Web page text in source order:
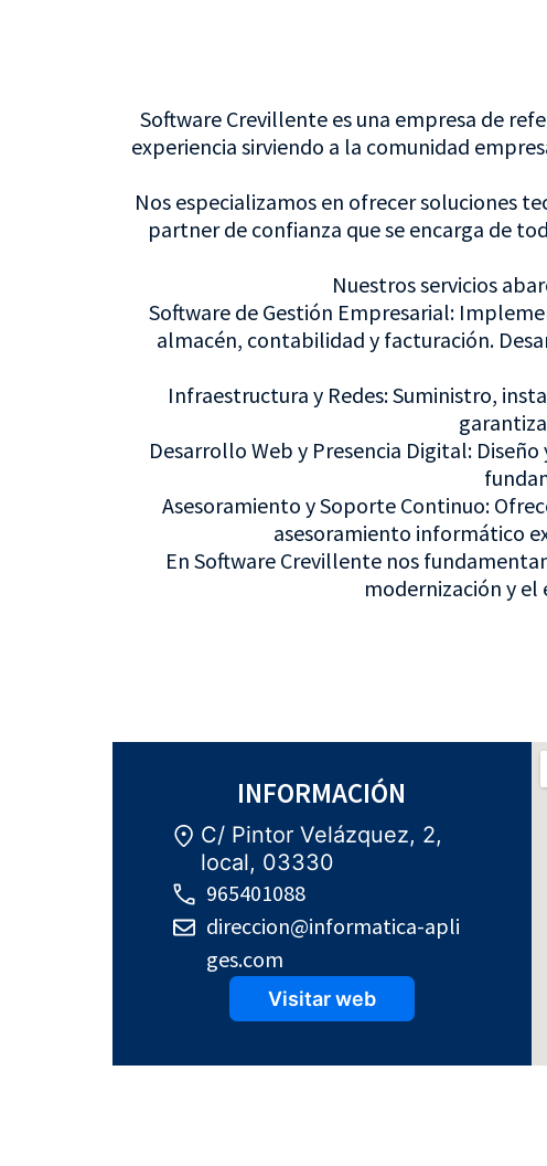
Software Crevillente es una empresa de
experiencia sirviendo a la comunidad
Nos especializamos en ofrecer soluciones
partner de confianza que se encarga de
Nuestros servicios
Software de Gestión Empresarial:
almacén, contabilidad y facturación.
Infraestructura y Redes: Suministro,
Desarrollo Web y Presencia Digital:
Asesoramiento y Soporte Continuo:
asesoramiento informático
En Software Crevillente nos
modernización y
INFORMACIÓN
C/ Pintor Velázquez, 2,
local, 03330
965401088
direccion@informatica-apli
ges.com
Visitar web